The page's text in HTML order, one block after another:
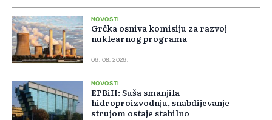
NOVOSTI
Grčka osniva komisiju za razvoj
nuklearnog programa
06. 08. 2026.
NOVOSTI
EPBiH: Suša smanjila
hidroproizvodnju, snabdijevanje
strujom ostaje stabilno